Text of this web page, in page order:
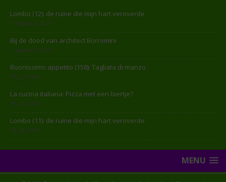
Lombo (12): de ruïne die mijn hart veroverde
7 augustus 2026
Bij de dood van architect Borromini
1 augustus 2026
Buonissimo appetito (158): Tagliata di manzo
31 juli 2026
La cucina italiana: Pizza met een biertje?
31 juli 2026
Lombo (11): de ruïne die mijn hart veroverde
30 juli 2026
MENU